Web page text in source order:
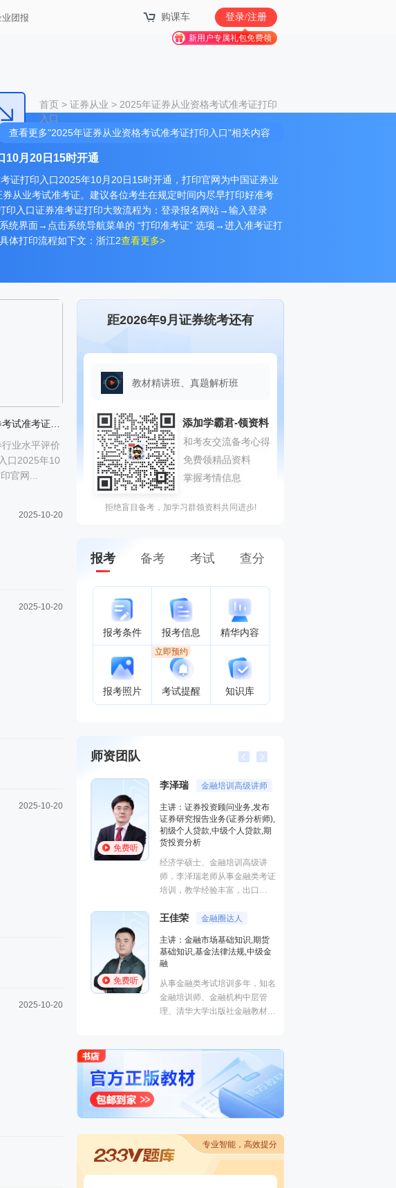
业团报 购课车 登录/注册
新用户专属礼包免费领
首页 >证券从业 > 2025年证券从业资格考试准考证打印
入口
10月20日15时开通
证打印入口2025年10月20日15时开通，打印官网为中国证券业
从业考试准考证。建议各位考生在规定时间内尽早打印好准考
印入口证券准考证打印大致流程为：登录报名网站→输入登录
统界面→点击系统导航菜单的 “打印准考证” 选项→进入准考证打
体打印流程如下文：浙江2查看更多>
查看更多"2025年证券从业资格考试准考证打印入口"相关内容
行业水平评价
口2025年10
官网...
2025-10-20
2025-10-20
2025-10-20
2025-10-20
距2026年9月证券统考还有
教材精讲班、真题解析班
拒绝盲目备考，加学习群领资料共同进步!
报考 备考 考试 查分
报考条件 报考信息 精华内容
报考照片 考试提醒
立即预约
知识库
师资团队
免费听
李泽瑞 金融培训高级讲师
主讲：证券投资顾问业务,发布
证券研究报告业务(证券分析师),
初级个人贷款,中级个人贷款,期
货投资分析
经济学硕士、金融培训高级讲
师，李泽瑞老师从事金融类考证
培训，教学经验丰富，出口
能的很有个人风格的老师，江湖
外弟子。
免费听
王佳荣 金融圈达人
主讲：金融市场基础知识,期货
基础知识,基金法律法规,中级金
融
从事金融类考试培训多年，知名
金融培训师、金融机构中层管
理、清华大学出版社金融教材副
的“一哥”。
专业智能，高效提分